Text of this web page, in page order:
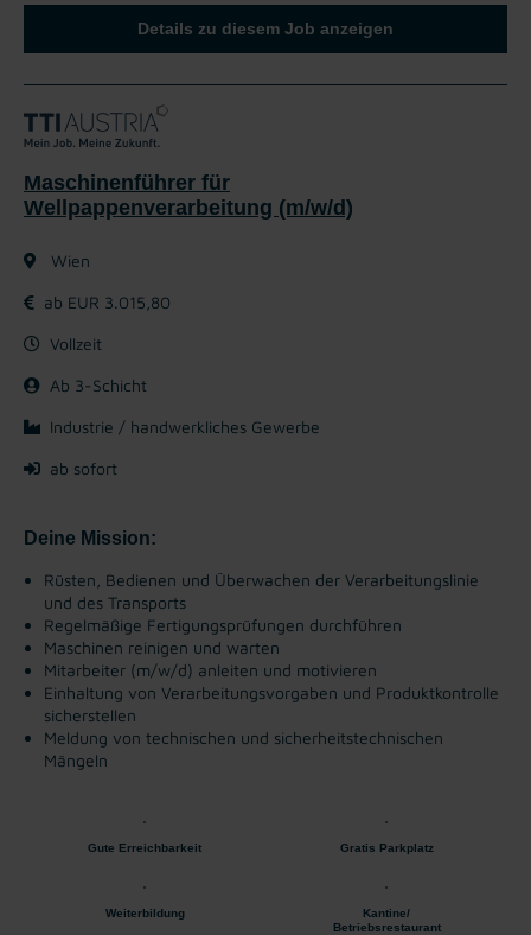
Details zu diesem Job anzeigen
Maschinenführer für
Wellpappenverarbeitung (m/w/d)
Wien
ab EUR 3.015,80
Vollzeit
Ab 3-Schicht
Industrie / handwerkliches Gewerbe
ab sofort
Deine Mission:
Rüsten, Bedienen und Überwachen der Verarbeitungslinie
und des Transports
Regelmäßige Fertigungsprüfungen durchführen
Maschinen reinigen und warten
Mitarbeiter (m/w/d) anleiten und motivieren
Einhaltung von Verarbeitungsvorgaben und Produktkontrolle
sicherstellen
Meldung von technischen und sicherheitstechnischen
Mängeln
Gute Erreichbarkeit Gratis Parkplatz
Weiterbildung
Kantine/
Betriebsrestaurant